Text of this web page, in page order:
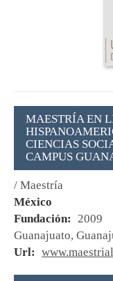
MAESTRÍA EN
CIENCIAS
CAMPUS
/ Maestría
México
Fundación: 2009
Guanajuato,
Url: